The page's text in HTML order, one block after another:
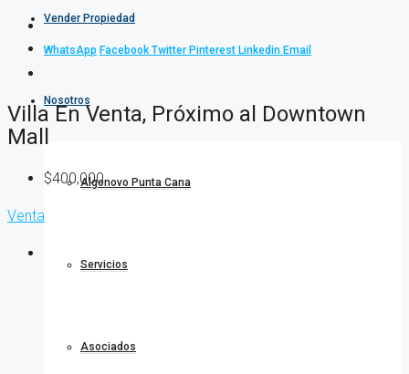
Vender Propiedad
Nosotros
Algonovo Punta Cana
Servicios
Asociados
WhatsApp Facebook Twitter Pinterest Linkedin Email
Villa En Venta, Próximo al Downtown
Mall
$400,000
Venta